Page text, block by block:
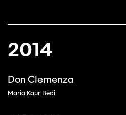
2014
Don Clemenza
Maria Kaur Bedi